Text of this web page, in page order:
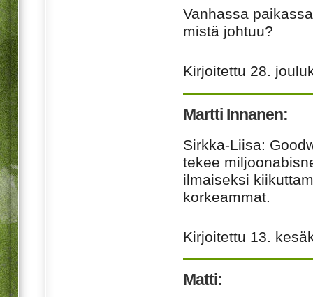
Vanhassa
mistä johtuu?
Kirjoitettu 28.
Martti Innanen:
Sirkka-Liisa:
tekee
ilmaiseksi
korkeammat.
Kirjoitettu 13.
Matti: